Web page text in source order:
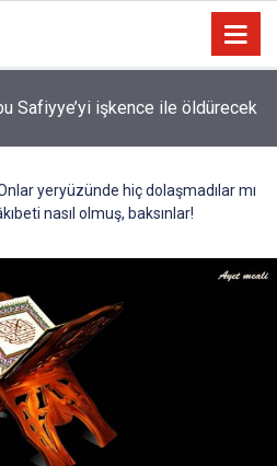
taşları ve olması gereken
yeryüzünde hiç dolaşmadılar mı
nasıl olmuş, baksınlar!